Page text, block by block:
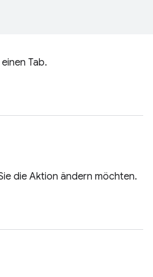
Tab.
die Aktion ändern möchten.